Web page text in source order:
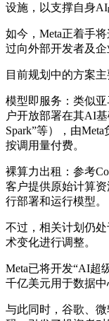
设施，以支撑自身AI
如今，Meta正着手
过向外部开发者及企
目前规划中的方案主
模型即服务：类似亚
户开放部署在其AI
Spark”等），由
按调用量付费。
裸算力出租：参考
客户提供原始计算资
行部署和运行模型。
不过，相关计划仍
术变化进行调整。
Meta已将开发“AI超
千亿美元用于数据
与此同时，谷歌、